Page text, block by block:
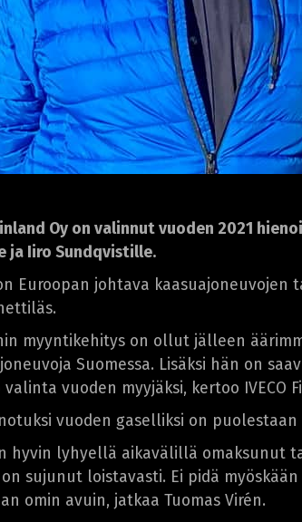
Finland Oy on valinnut vuoden 2021
ja Iiro Sundqvistille.
on Euroopan johtava
myyntikehitys on ollut jälleen
Suomessa. Lisäksi hän on
vuoden myyjäksi, kertoo IVECO
vuoden gaselliksi on
hyvin lyhyellä aikavälillä omaksunut
sujunut loistavasti. Ei pidä
omin avuin, jatkaa Tuomas Virén.